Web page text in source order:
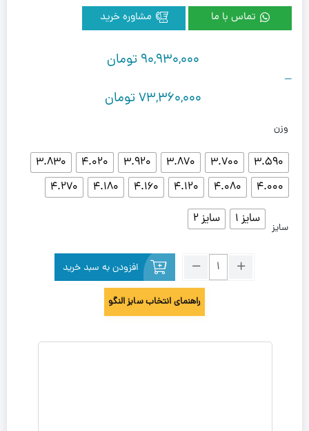
تماس با ما
90,930,000 تومان
–
73,360,000تومان
وزن
3.590
3.700
3.870
3.920
4.020
3.830
4.000
4.080
4.120
4.160
4.180
4.270
سایز
سایز 1 سایز 2
افزودن به سبد خرید
راهنمای انتخاب سایز النگو